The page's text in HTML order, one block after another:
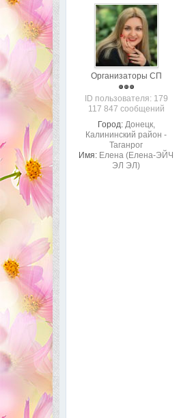
Организаторы СП
ID пользователя: 179
117 847 сообщений
Город: Донецк,
Калининский район -
Таганрог
Имя: Елена (Елена-ЭЙЧ
ЭЛ ЭЛ)